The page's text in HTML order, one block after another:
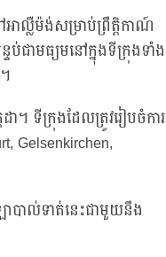
អាល្លឺម៉ង់សម្រាប់ព្រឹត្តិកាណ៍
ទប់ជាមធ្យមនៅក្នុងទីក្រុងទាំង
ា។ ទីក្រុងដែលត្រូវរៀបចំការ
Gelsenkirchen,
ាបាល់ទាត់នេះជាមួយនឹង